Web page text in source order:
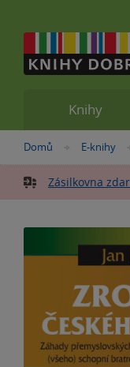
Nacházíte
zde:
Domů »
E-knihy
Zásilkovna
Knihy